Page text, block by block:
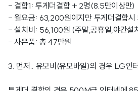
- 결합1: 투게더결합 + 2명(8.5만이상만)
- 월요금: 63,200원이지만 투게더결합
- 설치비: 56,100원 (주말,공휴일,야간설
- 사은품: 총 47만원
3. 먼저.. 유모비(유모바일)의 경우 LG인